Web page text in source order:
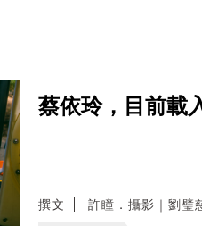
蔡依玲，目前載
撰文 許瞳．攝影｜劉璧